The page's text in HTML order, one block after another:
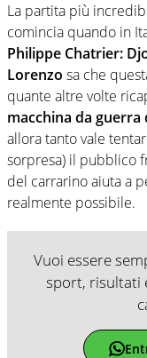
La partita più
comincia quando in
Philippe Chatrier:
Lorenzo sa che
quante altre volte
macchina da guerra
allora tanto vale
sorpresa) il pubblico
del carrarino aiuta a
realmente possibile.
Vuoi essere
sport, risultati